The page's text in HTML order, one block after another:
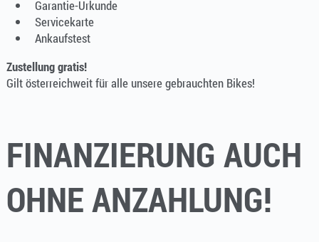
Garantie-Urkunde
Servicekarte
Ankaufstest
Zustellung gratis!
Gilt österreichweit für alle unsere gebrauchten Bikes!
FINANZIERUNG AUCH
OHNE ANZAHLUNG!